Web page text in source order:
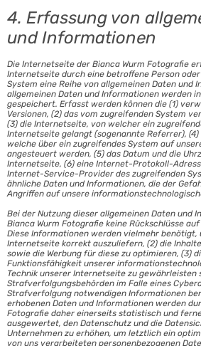
4. Erfassung von
und Informationen
Die Internetseite der Bianca Wurm Fotografie
Internetseite durch eine betroffene Person
System eine Reihe von allgemeinen Daten und
allgemeinen Daten und Informationen werden
gespeichert. Erfasst werden können die (1)
Versionen, (2) das vom zugreifenden System
(3) die Internetseite, von welcher ein
Internetseite gelangt (sogenannte Referrer),
welche über ein zugreifendes System auf
angesteuert werden, (5) das Datum und die
Internetseite, (6) eine Internet-Protokoll-
Internet-Service-Provider des zugreifenden
ähnliche Daten und Informationen, die der
Angriffen auf unsere
Bei der Nutzung dieser allgemeinen Daten und
Bianca Wurm Fotografie keine Rückschlüsse
Diese Informationen werden vielmehr benötigt,
Internetseite korrekt auszuliefern, (2) die
sowie die Werbung für diese zu optimieren, (3)
Funktionsfähigkeit unserer
Technik unserer Internetseite zu gewährleisten
Strafverfolgungsbehörden im Falle eines
Strafverfolgung notwendigen Informationen
erhobenen Daten und Informationen werden
Fotografie daher einerseits statistisch und
ausgewertet, den Datenschutz und die
Unternehmen zu erhöhen, um letztlich ein
von uns verarbeiteten personenbezogenen